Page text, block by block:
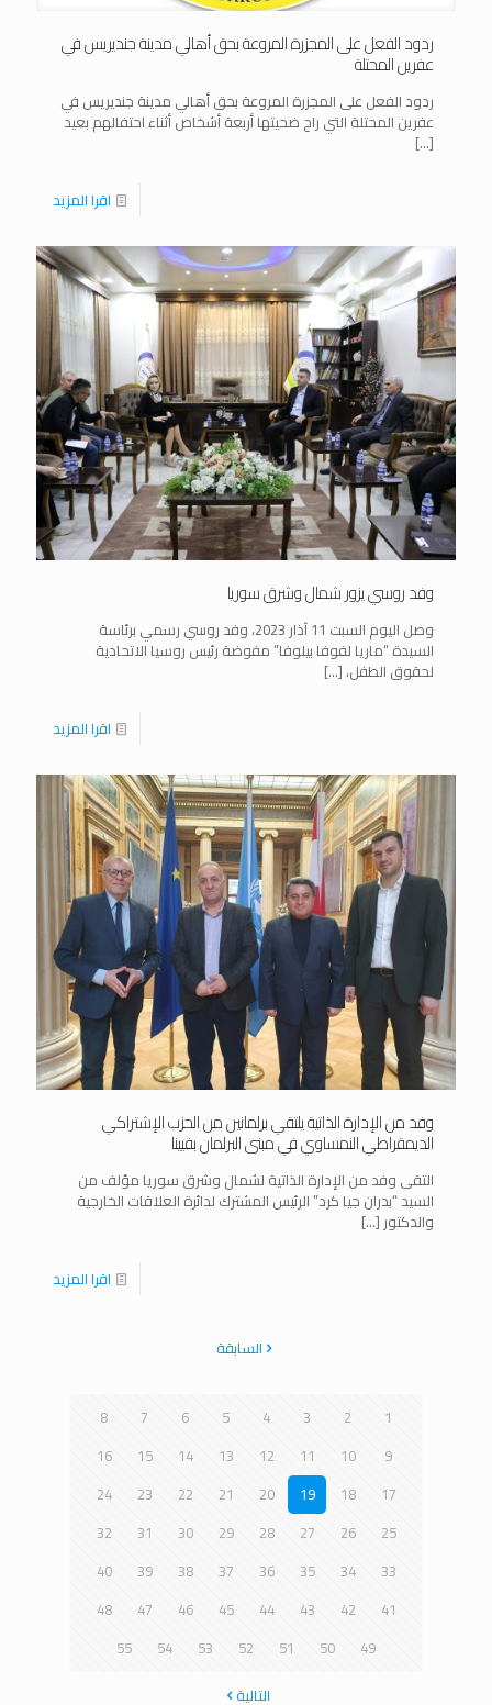
ردود الفعل على المجزرة المروعة بحق أهالي مدينة جنديريس في
عفرين المحتلة
ردود الفعل على المجزرة المروعة بحق أهالي مدينة جنديريس في
عفرين المحتلة التي راح ضحيتها أربعة أشخاص أثناء احتفالهم بعيد
[…]
اقرا المزيد
وفد روسي يزور شمال وشرق سوريا
وصل اليوم السبت 11 آذار 2023، وفد روسي رسمي برئاسة
السيدة “ماريا لفوفا بيلوفا” مفوضة رئيس روسيا الاتحادية
لحقوق الطفل،[…]
اقرا المزيد
وفد من الإدارة الذاتية يلتقي برلمانين من الحزب الإشتراكي
الديمقراطي النمساوي في مبنى البرلمان بفيينا
التقى وفد من الإدارة الذاتية لشمال وشرق سوريا مؤلف من
السيد “بدران جيا كرد” الرئيس المشترك لدائرة العلاقات الخارجية
والدكتور […]
اقرا المزيد
السابقة
1
2
3
4
5
6
7
8
9
10
11
12
13
14
15
16
17
18
19
20
21
22
23
24
25
26
27
28
29
30
31
32
33
34
35
36
37
38
39
40
41
42
43
44
45
46
47
48
49
50
51
52
53
54
55
التالية